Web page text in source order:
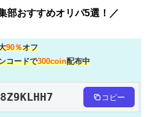
部おすすめオリパ5選！／
90％オフ
コードで300coin配布中
コピー